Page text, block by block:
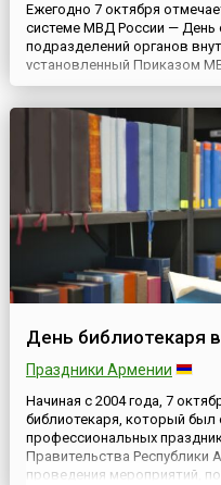
Ежегодно 7 октября
системе МВД России — День
подразделений органов
установленный Приказом
557.Согласно данным
НКВД были сформированы
День библиотекаря
Праздники Армении
Начиная с 2004 года, 7
библиотекаря, который
профессиональных
Правительства Республики
проведения мероприятий,